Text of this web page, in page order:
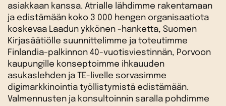
asiakkaan kanssa. Atrialle lähdimme rakentamaan
ja edistämään koko 3 000 hengen organisaatiota
koskevaa Laadun ykkönen -hanketta, Suomen
Kirjasäätiölle suunnittelimme ja toteutimme
Finlandia-palkinnon 40-vuotisviestinnän, Porvoon
kaupungille konseptoimme ihkauuden
asukaslehden ja TE-livelle sorvasimme
digimarkkinointia työllistymistä edistämään.
Valmennusten ja konsultoinnin saralla pohdimme